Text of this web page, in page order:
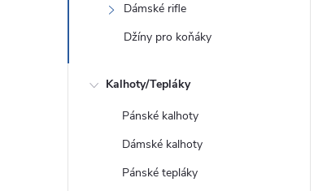
Dámské rifle
Džíny pro koňáky
Kalhoty/Tepláky
Pánské kalhoty
Dámské kalhoty
Pánské tepláky